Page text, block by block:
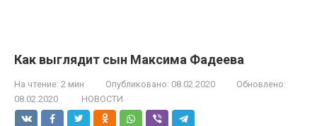
Как выглядит сын Максима Фадеева
На чтение: 2 мин Опубликовано: 08.02.2020
Обновлено:
08.02.2020
НОВОСТИ